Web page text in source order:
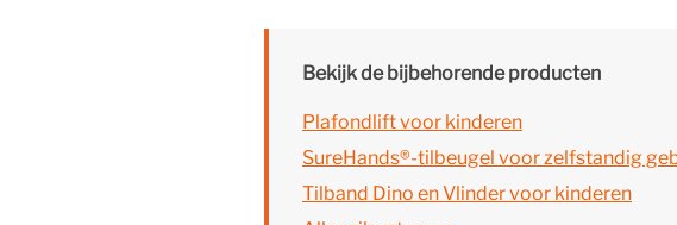
Bekijk de bijbehorende producten
Plafondlift voor kinderen
SureHands®-tilbeugel voor zelfstandig
Tilband Dino en Vlinder voor kinderen